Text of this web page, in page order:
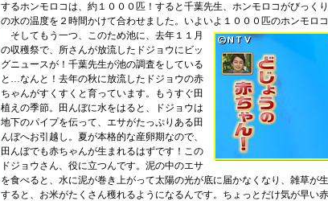
するホンモロコは、約１０００匹！すると千葉先生、ホンモロコがびっく
の水の温度を２時間かけて合わせました。いよいよ１０００匹のホンモロ
そしてもう一つ、このため池に、去年１１月
の収穫祭で、所さんが放流したドジョウにビッ
グニュースが！千葉先生が池の調査をしている
と…なんと！去年の秋に放流したドジョウの赤
ちゃんがすくすくと育っています。もうすぐ田
植えの季節。田んぼに水をはると、ドジョウは
地下のパイプを伝って、エサがたっぷりある田
んぼへお引越し。夏が本格的な産卵期なので、
田んぼでも赤ちゃんが生まれるはずです！この
ドジョウさん、役に立つんです。泥の中のエサ
を食べると、水に泥が巻き上がって太陽の光が底に届かなくなり、雑草が
すると、お米がたくさん穫れるようになるんです。ちょっとだけ気が早い